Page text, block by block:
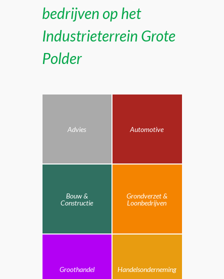
bedrijven op het
Industrieterrein Grote
Polder
Advies Automotive
Bouw &
Constructie
Grondverzet &
Loonbedrijven
Groothandel Handelsonderneming